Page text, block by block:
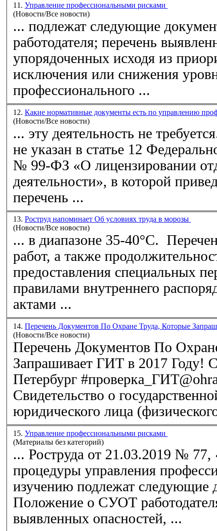
11. Управление профессиональными рисками
(Новости/Все новости)
... подлежат следующие документы: положение
работодателя; перечень
упорядоченных исходя из
исключения или снижения
профессионального ...
12. Какие нормативные документы есть по управлению
(Новости/Все новости)
... эту деятельность не
не указан в статье 12
№ 99-ФЗ «О лицензировании
деятельности», в которой
перечень ...
13. Роструд напоминает Об условиях труда в морозы
(Новости/Все новости)
... в диапазоне 35-40°C.
работ, а также
предоставления специальных
правилами внутреннего
актами ...
14. Перечень Документов По Охране Труда, Которые
(Новости/Все новости)
Перечень Документов По
Запрашивает ГИТ в 2017 Году!
Петербург
Свидетельство о
юридического лица
15. Управление профессиональными рисками
(Материалы без категорий)
... Роструда от 21.03.2019 № 77,
процедуры управления
изучению подлежат следующие
выявленных опасностей, ...